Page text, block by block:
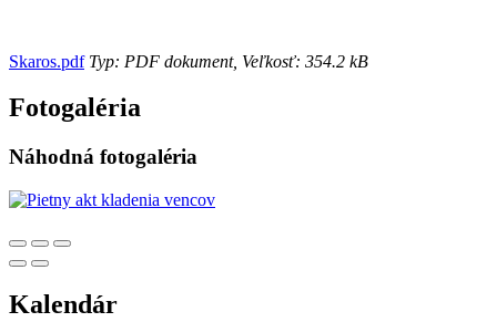
Skaros.pdfTyp: PDF dokument, Veľkosť: 354.2 kB
Fotogaléria
Náhodná fotogaléria
Kalendár